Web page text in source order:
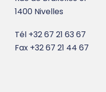
1400 Nivelles
Tél +32 67 21 63 67
Fax +32 67 21 44 67